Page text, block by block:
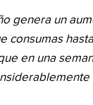
genera un
consumas
en una